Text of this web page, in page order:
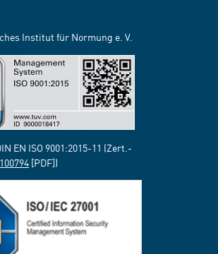
Institut für Normung e. V.
EN ISO 9001:2015-11 (Zert.-
[PDF])